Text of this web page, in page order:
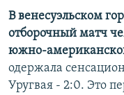
В венесуэльском
отборочный матч
южно-
одержала
Уругвая - 2:0. Это